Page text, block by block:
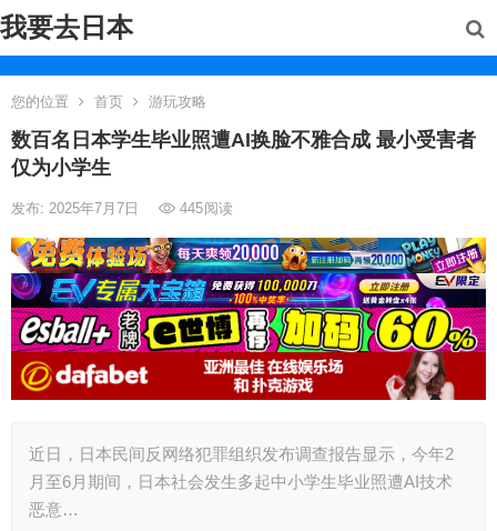
我要去日本
您的位置 首页 游玩攻略
数百名日本学生毕业照遭AI换脸不雅合成 最小受害者
仅为小学生
发布: 2025年7月7日 445阅读
近日，日本民间反网络犯罪组织发布调查报告显示，今年2
月至6月期间，日本社会发生多起中小学生毕业照遭AI技术
恶意…